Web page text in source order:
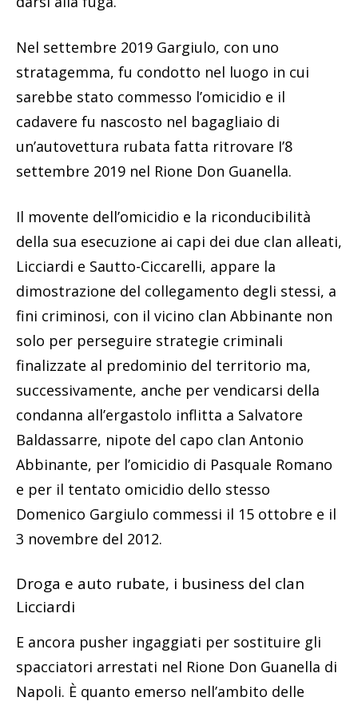
Nel settembre 2019 Gargiulo, con uno
stratagemma, fu condotto nel luogo in cui
sarebbe stato commesso l’omicidio e il
cadavere fu nascosto nel bagagliaio di
un’autovettura rubata fatta ritrovare I’8
settembre 2019 nel Rione Don Guanella.
Il movente dell’omicidio e la riconducibilità
della sua esecuzione ai capi dei due clan alleati,
Licciardi e Sautto-Ciccarelli, appare la
dimostrazione del collegamento degli stessi, a
fini criminosi, con il vicino clan Abbinante non
solo per perseguire strategie criminali
finalizzate al predominio del territorio ma,
successivamente, anche per vendicarsi della
condanna all’ergastolo inflitta a Salvatore
Baldassarre, nipote del capo clan Antonio
Abbinante, per l’omicidio di Pasquale Romano
e per il tentato omicidio dello stesso
Domenico Gargiulo commessi il 15 ottobre e il
3 novembre del 2012.
Droga e auto rubate, i business del clan
Licciardi
E ancora pusher ingaggiati per sostituire gli
spacciatori arrestati nel Rione Don Guanella di
Napoli. È quanto emerso nell’ambito delle